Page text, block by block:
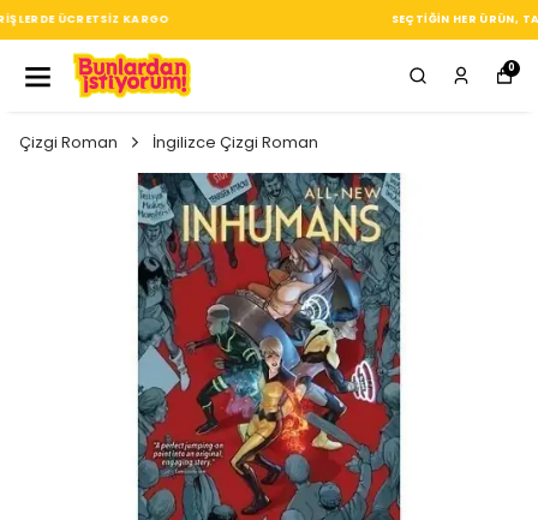
SEÇTIĞIN HER ÜRÜN, TARZINA DAIR KÜÇÜK BIR IMZA
0
Çizgi Roman İngilizce Çizgi Roman